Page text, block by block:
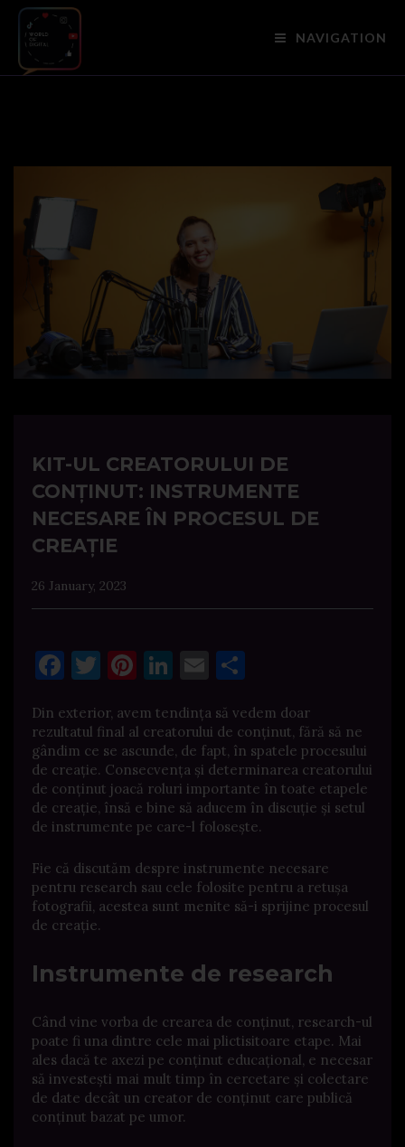
NAVIGATION
KIT-UL CREATORULUI DE
CONȚINUT: INSTRUMENTE
NECESARE ÎN PROCESUL DE
CREAȚIE
26 January, 2023
Facebook
Twitter
Pinterest
LinkedIn
Email
Din exterior, avem tendința să vedem doar
rezultatul final al creatorului de conținut, fără să ne
gândim ce se ascunde, de fapt, în spatele procesului
de creație. Consecvența și determinarea creatorului
de conținut joacă roluri importante în toate etapele
de creație, însă e bine să aducem în discuție și setul
de instrumente pe care-l folosește.
Fie că discutăm despre instrumente necesare
pentru research sau cele folosite pentru a retușa
fotografii, acestea sunt menite să-i sprijine procesul
de creație.
Instrumente de research
Când vine vorba de crearea de conținut, research-ul
poate fi una dintre cele mai plictisitoare etape. Mai
ales dacă te axezi pe conținut educațional, e necesar
să investești mai mult timp în cercetare și colectare
de date decât un creator de conținut care publică
conținut bazat pe umor.